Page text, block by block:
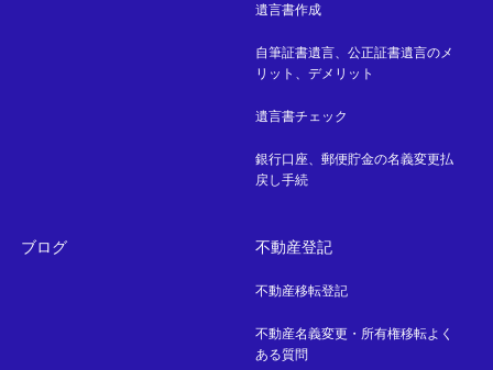
遺言書作成
自筆証書遺言、公正証書遺言のメ
リット、デメリット
遺言書チェック
銀行口座、郵便貯金の名義変更払
戻し手続
ブログ 不動産登記
不動産移転登記
不動産名義変更・所有権移転よく
ある質問